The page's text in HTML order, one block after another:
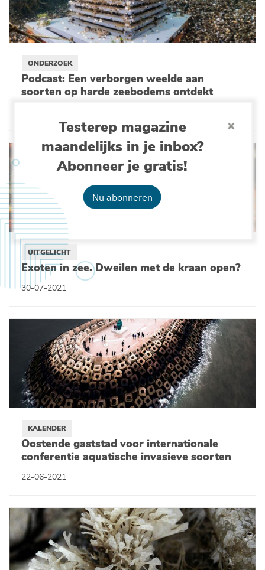
Testerep magazine
maandelijks in je inbox?
Abonneer je gratis!
Nu abonneren
ONDERZOEK
Podcast: Een verborgen weelde aan
soorten op harde zeebodems ontdekt
UITGELICHT
Exoten in zee. Dweilen met de kraan open?
30-07-2021
KALENDER
Oostende gaststad voor internationale
conferentie aquatische invasieve soorten
22-06-2021